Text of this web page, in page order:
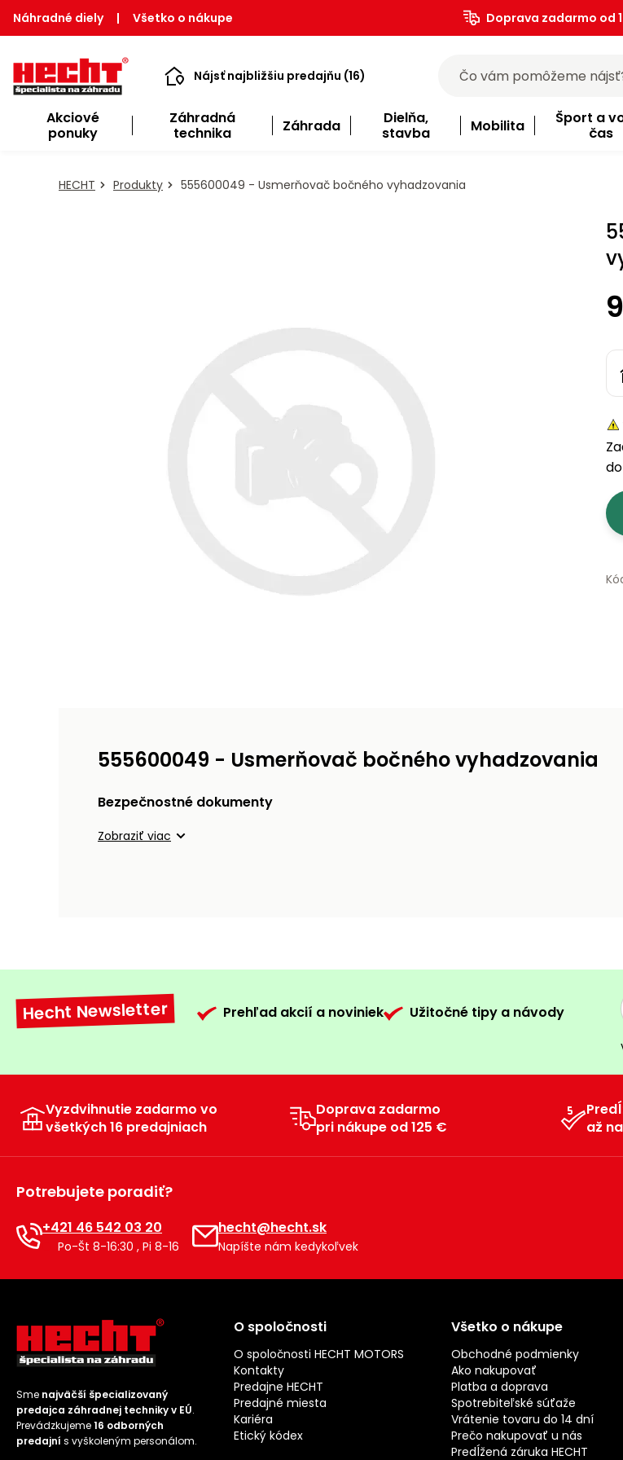
Náhradné diely | Všetko o nákupe Doprava zadarmo od
Nájsť najbližšiu predajňu (16)
Akciové
ponuky
Záhradná
technika
Záhrada
Dielňa,
stavba
Mobilita
Šport a
čas
HECHT Produkty 555600049 - Usmerňovač bočného vyhadzovania
555600049 - Usmerňovač bočného vyhadzovania
Bezpečnostné dokumenty
Zobraziť viac
Hecht Newsletter Prehľad akcií a noviniek Užitočné tipy a návody
Vyzdvihnutie zadarmo vo
všetkých 16 predajniach
Doprava zadarmo
pri nákupe od 125 €
až
Potrebujete poradiť?
+421 46 542 03 20
Po-Št 8-16:30 , Pi 8-16
hecht@hecht.sk
Napíšte nám kedykoľvek
Sme najväčší špecializovaný
predajca záhradnej techniky v EÚ.
Prevádzkujeme16 odborných
predajní s vyškoleným personálom.
O spoločnosti
O spoločnosti HECHT MOTORS
Kontakty
Predajne HECHT
Predajné miesta
Kariéra
Etický kódex
Všetko o nákupe
Obchodné podmienky
Ako nakupovať
Platba a doprava
Spotrebiteľské súťaže
Vrátenie tovaru do 14 dní
Prečo nakupovať u nás
Predĺžená záruka HECHT